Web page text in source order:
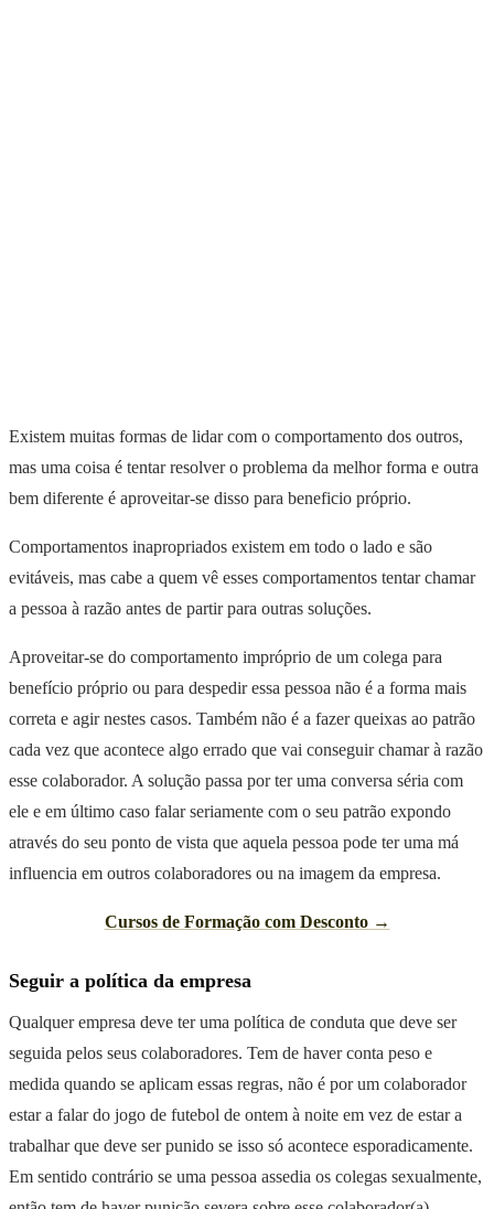
Existem muitas formas de lidar com o comportamento dos outros,
mas uma coisa é tentar resolver o problema da melhor forma e outra
bem diferente é aproveitar-se disso para beneficio próprio.
Comportamentos inapropriados existem em todo o lado e são
evitáveis, mas cabe a quem vê esses comportamentos tentar chamar
a pessoa à razão antes de partir para outras soluções.
Aproveitar-se do comportamento impróprio de um colega para
benefício próprio ou para despedir essa pessoa não é a forma mais
correta e agir nestes casos. Também não é a fazer queixas ao patrão
cada vez que acontece algo errado que vai conseguir chamar à razão
esse colaborador. A solução passa por ter uma conversa séria com
ele e em último caso falar seriamente com o seu patrão expondo
através do seu ponto de vista que aquela pessoa pode ter uma má
influencia em outros colaboradores ou na imagem da empresa.
Cursos de Formação com Desconto →
Seguir a política da empresa
Qualquer empresa deve ter uma política de conduta que deve ser
seguida pelos seus colaboradores. Tem de haver conta peso e
medida quando se aplicam essas regras, não é por um colaborador
estar a falar do jogo de futebol de ontem à noite em vez de estar a
trabalhar que deve ser punido se isso só acontece esporadicamente.
Em sentido contrário se uma pessoa assedia os colegas sexualmente,